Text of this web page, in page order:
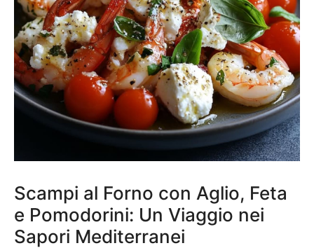
Scampi al Forno con Aglio, Feta
e Pomodorini: Un Viaggio nei
Sapori Mediterranei